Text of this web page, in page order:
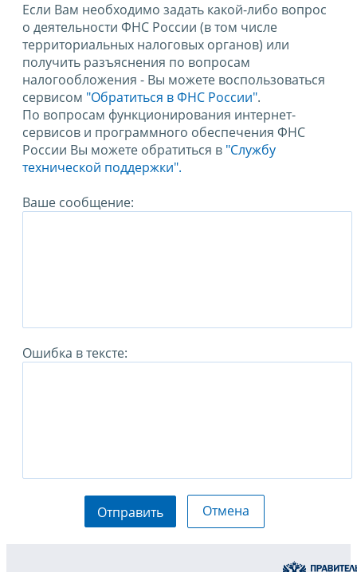
Если Вам необходимо задать какой-либо вопрос
о деятельности ФНС России (в том числе
территориальных налоговых органов) или
получить разъяснения по вопросам
налогообложения - Вы можете воспользоваться
сервисом "Обратиться в ФНС России".
По вопросам функционирования интернет-
сервисов и программного обеспечения ФНС
России Вы можете обратиться в "Службу
технической поддержки".
Ваше сообщение:
Ошибка в тексте:
Отправить Отмена